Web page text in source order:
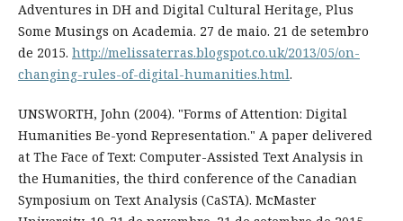
Adventures in DH and Digital Cultural Heritage, Plus
Some Musings on Academia. 27 de maio. 21 de setembro
de 2015. http://melissaterras.blogspot.co.uk/2013/05/on-
changing-rules-of-digital-humanities.html.
UNSWORTH, John (2004). "Forms of Attention: Digital
Humanities Be-yond Representation." A paper delivered
at The Face of Text: Computer-Assisted Text Analysis in
the Humanities, the third conference of the Canadian
Symposium on Text Analysis (CaSTA). McMaster